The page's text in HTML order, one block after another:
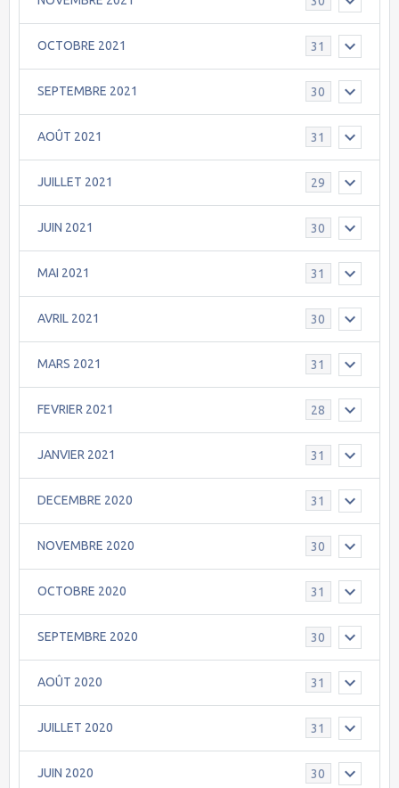
OCTOBRE 2021 31
SEPTEMBRE 2021 30
AOÛT 2021 31
JUILLET 2021 29
JUIN 2021 30
MAI 2021 31
AVRIL 2021 30
MARS 2021 31
FEVRIER 2021 28
JANVIER 2021 31
DECEMBRE 2020 31
NOVEMBRE 2020 30
OCTOBRE 2020 31
SEPTEMBRE 2020 30
AOÛT 2020 31
JUILLET 2020 31
JUIN 2020 30